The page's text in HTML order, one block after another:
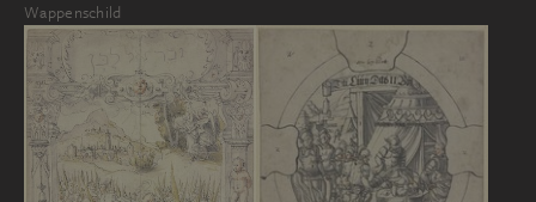
Wappenschild